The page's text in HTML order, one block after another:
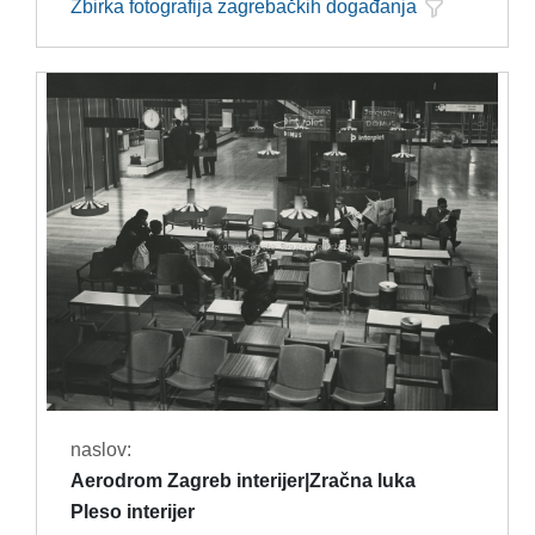
Zbirka fotografija zagrebačkih događanja
naslov:
Aerodrom Zagreb interijer|Zračna luka
Pleso interijer